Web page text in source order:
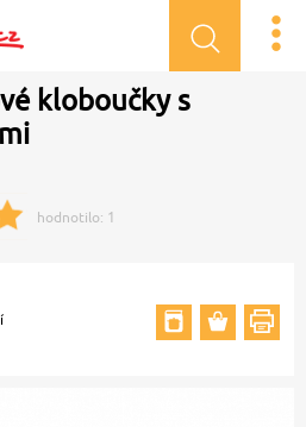
kloboučky s
hodnotilo: 1